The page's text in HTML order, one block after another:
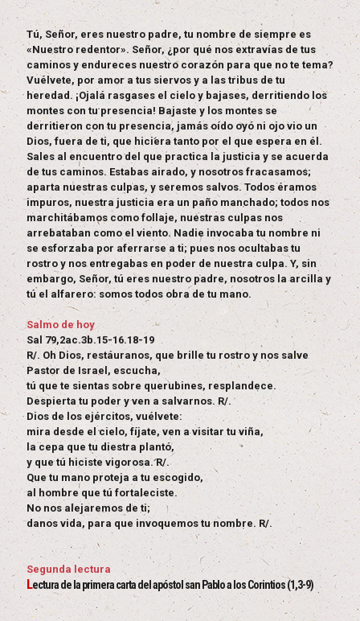
Tú, Señor, eres nuestro padre, tu nombre de siempre es
«Nuestro redentor». Señor, ¿por qué nos extravías de tus
caminos y endureces nuestro corazón para que no te tema?
Vuélvete, por amor a tus siervos y a las tribus de tu
heredad. ¡Ojalá rasgases el cielo y bajases, derritiendo los
montes con tu presencia! Bajaste y los montes se
derritieron con tu presencia, jamás oído oyó ni ojo vio un
Dios, fuera de ti, que hiciera tanto por el que espera en él.
Sales al encuentro del que practica la justicia y se acuerda
de tus caminos. Estabas airado, y nosotros fracasamos;
aparta nuestras culpas, y seremos salvos. Todos éramos
impuros, nuestra justicia era un paño manchado; todos nos
marchitábamos como follaje, nuestras culpas nos
arrebataban como el viento. Nadie invocaba tu nombre ni
se esforzaba por aferrarse a ti; pues nos ocultabas tu
rostro y nos entregabas en poder de nuestra culpa. Y, sin
embargo, Señor, tú eres nuestro padre, nosotros la arcilla y
tú el alfarero: somos todos obra de tu mano.
Salmo de hoy
Sal 79,2ac.3b.15-16.18-19
R/. Oh Dios, restáuranos, que brille tu rostro y nos salve
Pastor de Israel, escucha,
tú que te sientas sobre querubines, resplandece.
Despierta tu poder y ven a salvarnos. R/.
Dios de los ejércitos, vuélvete:
mira desde el cielo, fíjate, ven a visitar tu viña,
la cepa que tu diestra plantó,
y que tú hiciste vigorosa. R/.
Que tu mano proteja a tu escogido,
al hombre que tú fortaleciste.
No nos alejaremos de ti;
danos vida, para que invoquemos tu nombre. R/.
Segunda lectura
Lectura de la primera carta del apóstol san Pablo a los Corintios (1,3-9)